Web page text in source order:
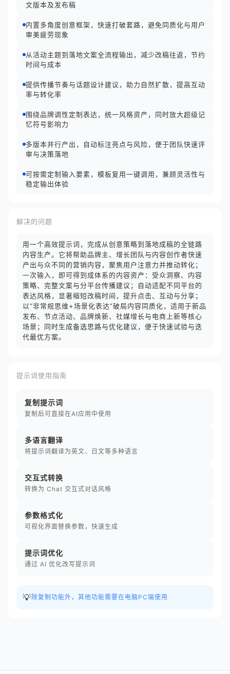
文版本及发布稿
内置多角度创意框架，快速打破套路，避免同质化与用户
审美疲劳现象
从活动主题到落地文案全流程输出，减少改稿往返，节约
时间与成本
提供传播节奏与话题设计建议，助力自然扩散，提高互动
率与转化率
围绕品牌调性定制表达，统一风格资产，同时放大超级记
忆符号影响力
多版本并行产出，自动标注亮点与风险，便于团队快速评
审与决策落地
可按需定制输入要素，模板复用一键调用，兼顾灵活性与
稳定输出体验
解决的问题
用一个高效提示词，完成从创意策略到落地成稿的全链路
内容生产。它将帮助品牌主、增长团队与内容创作者快速
产出与众不同的营销内容，聚焦用户注意力并推动转化；
一次输入，即可得到成体系的内容资产：受众洞察、内容
策略、完整文案与分平台传播建议；自动适配不同平台的
表达风格，显著缩短改稿时间，提升点击、互动与分享；
以“非常规思维+场景化表达”破局内容同质化，适用于新品
发布、节点活动、品牌焕新、社媒增长与电商上新等核心
场景；同时生成备选思路与优化建议，便于快速试验与迭
代最优方案。
提示词使用指南
复制提示词
复制后可直接在AI应用中使用
多语言翻译
将提示词翻译为英文、日文等多种语言
交互式转换
转换为 Chat 交互式对话风格
参数格式化
可视化界面替换参数，快速生成
提示词优化
通过 AI 优化改写提示词
💡 除复制功能外，其他功能需要在电脑PC端使用